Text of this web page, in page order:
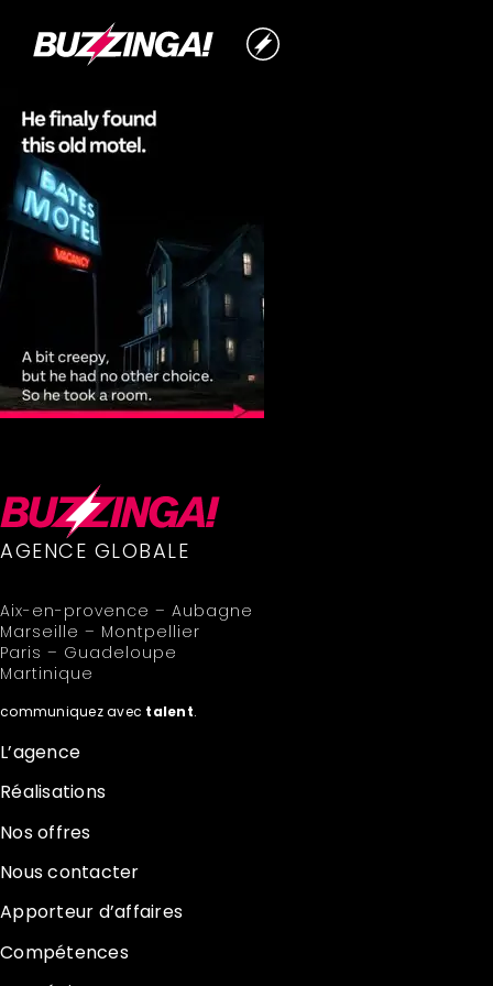
AGENCE GLOBALE
Aix-en-provence – Aubagne
Marseille – Montpellier
Paris – Guadeloupe
Martinique
communiquez avec talent.
L’agence
Réalisations
Nos offres
Nous contacter
Apporteur d’affaires
Compétences